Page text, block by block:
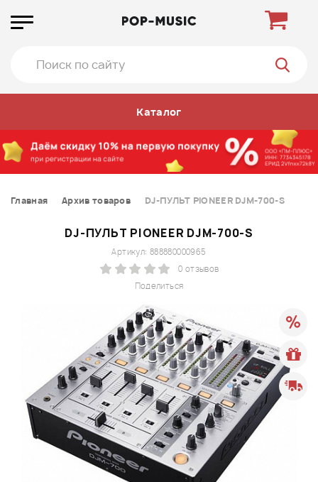
Каталог
Главная Архив товаров DJ-ПУЛЬТ PIONEER DJM-700-S
DJ-ПУЛЬТ PIONEER DJM-700-S
Поделиться
Артикул: 888880000965
0 отзывов